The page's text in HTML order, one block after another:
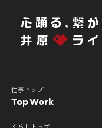
仕事トップ
Top Work